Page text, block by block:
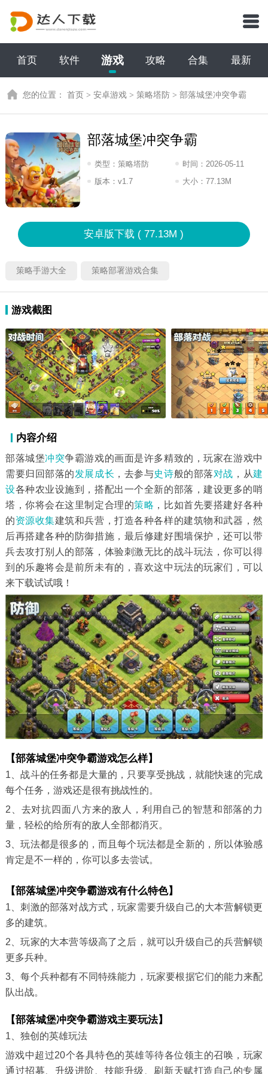
首页 软件 游戏 攻略 合集 最新
您的位置：首页 >安卓游戏 >策略塔防 >部落城堡冲突争霸
部落城堡冲突争霸
类型：策略塔防 时间： 2026-05-11
12:2026
版本：v1.7 大小： 77.13M
安卓版下载 ( 77.13M )
策略手游大全 策略部署游戏合集
游戏截图
内容介绍
部落城堡冲突争霸游戏的画面是许多精致的，玩家在游戏中
需要归回部落的发展 成长 ，去参与史诗般的部落对战 ，从建
设各种农业设施到，搭配出一个全新的部落，建设更多的哨
塔，你将会在这里制定合理的策略 ，比如首先要搭建好各种
的资源收集建筑和兵营，打造各种各样的建筑物和武器，然
后再搭建各种的防御措施，最后修建好围墙保护，还可以带
兵去攻打别人的部落，体验刺激无比的战斗玩法，你可以得
到的乐趣将会是前所未有的，喜欢这中玩法的玩家们，可以
来下载试试哦！
【部落城堡冲突争霸游戏怎么样】
1、战斗的任务都是大量的，只要享受挑战，就能快速的完成
每个任务，游戏还是很有挑战性的。
2、去对抗四面八方来的敌人，利用自己的智慧和部落的力
量，轻松的给所有的敌人全部都消灭。
3、玩法都是很多的，而且每个玩法都是全新的，所以体验感
肯定是不一样的，你可以多去尝试。
【部落城堡冲突争霸游戏有什么特色】
1、刺激的部落对战方式，玩家需要升级自己的大本营解锁更
多的建筑。
2、玩家的大本营等级高了之后，就可以升级自己的兵营解锁
更多兵种。
3、每个兵种都有不同特殊能力，玩家要根据它们的能力来配
队出战。
【部落城堡冲突争霸游戏主要玩法】
1、独创的英雄玩法
游戏中超过20个各具特色的英雄等待各位领主的召唤，玩家
通过招募、升级进阶、技能升级、刷新天赋打造自己的专属